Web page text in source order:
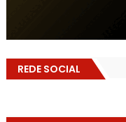
REDE SOCIAL